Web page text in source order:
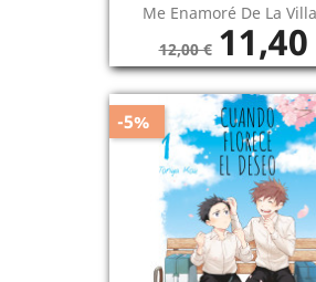
Me Enamoré De La
12,00 €
-5%